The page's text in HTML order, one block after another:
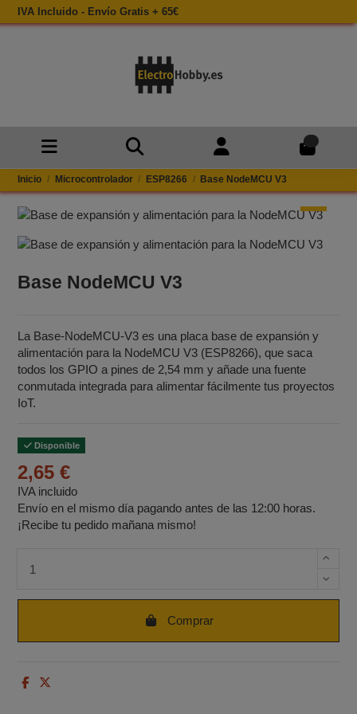
IVA Incluido - Envío Gratis + 65€
Inicio Microcontrolador ESP8266 Base NodeMCU V3
Base NodeMCU V3
La Base‑NodeMCU‑V3 es una placa base de expansión y
alimentación para la NodeMCU V3 (ESP8266), que saca
todos los GPIO a pines de 2,54 mm y añade una fuente
conmutada integrada para alimentar fácilmente tus proyectos
IoT.
Disponible
2,65 €
IVA incluido
Envío en el mismo día pagando antes de las 12:00 horas.
¡Recibe tu pedido mañana mismo!
Comprar